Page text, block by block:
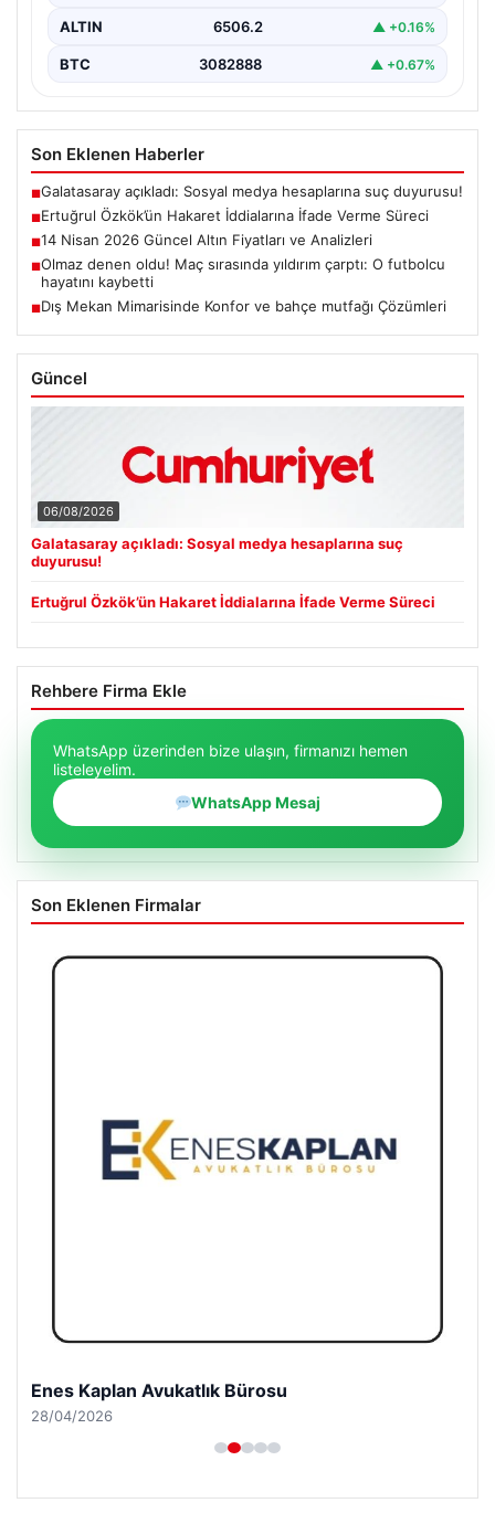
ALTIN 6506.2 ▲ +0.16%
BTC 3082888 ▲ +0.67%
Son Eklenen Haberler
■Galatasaray açıkladı: Sosyal medya hesaplarına suç duyurusu!
■Ertuğrul Özkök’ün Hakaret İddialarına İfade Verme Süreci
■14 Nisan 2026 Güncel Altın Fiyatları ve Analizleri
■Olmaz denen oldu! Maç sırasında yıldırım çarptı: O futbolcu
hayatını kaybetti
■Dış Mekan Mimarisinde Konfor ve bahçe mutfağı Çözümleri
Güncel
06/08/2026
Galatasaray açıkladı: Sosyal medya hesaplarına suç
duyurusu!
Ertuğrul Özkök’ün Hakaret İddialarına İfade Verme Süreci
Rehbere Firma Ekle
WhatsApp üzerinden bize ulaşın, firmanızı hemen
listeleyelim.
WhatsApp Mesaj
Son Eklenen Firmalar
Enes Kaplan Avukatlık Bürosu
28/04/2026